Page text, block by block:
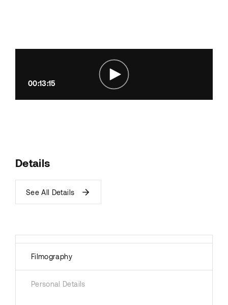
00:13:15
Details
See All Details
Filmography
Personal Details